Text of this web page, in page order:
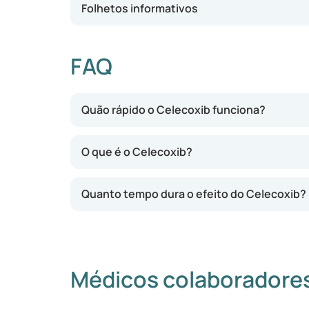
Folhetos informativos
FAQ
Quão rápido o Celecoxib funciona?
O que é o Celecoxib?
Quanto tempo dura o efeito do Celecoxib?
Médicos